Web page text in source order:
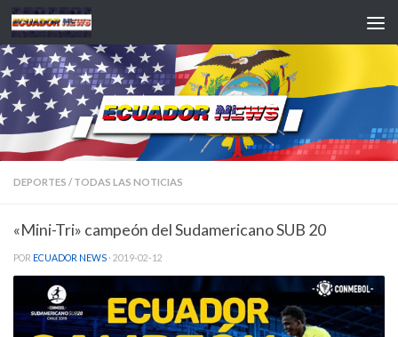
Saltar al contenido
DEPORTES / TODAS LAS NOTICIAS
«Mini-Tri» campeón del Sudamericano SUB 20
POR ECUADOR NEWS · 2019-02-12